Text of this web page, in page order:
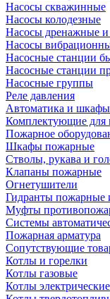
Насосы скважинные
Насосы колодезные
Насосы дренажные
Насосы
Насосные станции
Насосные станции
Насосные группы
Реле давления
Автоматика и
Комплектующие для
Пожарное
Шкафы пожарные
Стволы, рукава и
Клапаны пожарные
Огнетушители
Гидранты пожарные
Муфты
Системы
Пожарная арматура
Сопутствующие
Котлы и горелки
Котлы газовые
Котлы электрические